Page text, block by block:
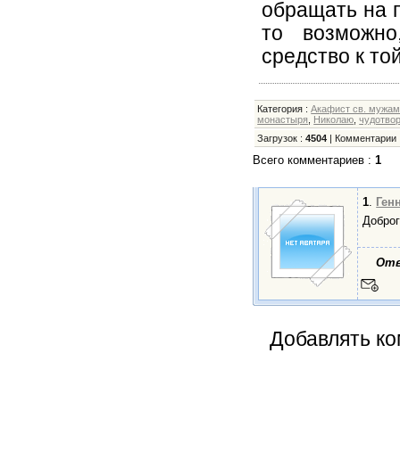
обращать на
то
средство к
Категория :Акафист св. мужам
монастыря
Николаю ,
Загрузок :4504 Комментарии
Всего комментариев :1
1
Добавлять